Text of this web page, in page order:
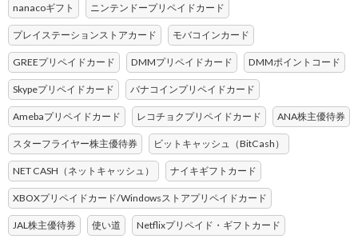
nanacoギフト ニンテンドープリペイドカード
プレイステーションストアカード モバコインカード
GREEプリペイドカード DMMプリペイドカード DMMポイントコード
Skypeプリペイドカード バナコインプリペイドカード
Amebaプリペイドカード レコチョクプリペイドカード ANA株主優待券
スターフライヤー株主優待券 ビットキャッシュ（BitCash）
NET CASH（ネットキャッシュ） ナイキギフトカード
XBOXプリペイドカード/Windowsストアプリペイドカード
JAL株主優待券 使い道 Netflixプリペイド・ギフトカード